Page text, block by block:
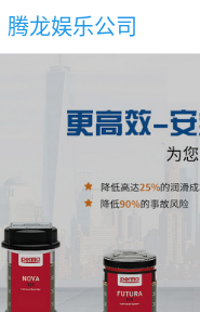
腾龙娱乐公司